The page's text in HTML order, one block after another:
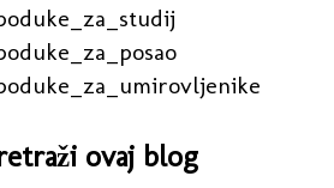
ovaj blog